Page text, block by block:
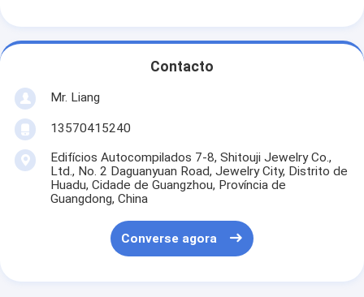
Contacto
Mr. Liang
13570415240
Edifícios Autocompilados 7-8, Shitouji Jewelry Co.,
Ltd., No. 2 Daguanyuan Road, Jewelry City, Distrito de
Huadu, Cidade de Guangzhou, Província de
Guangdong, China
Converse agora